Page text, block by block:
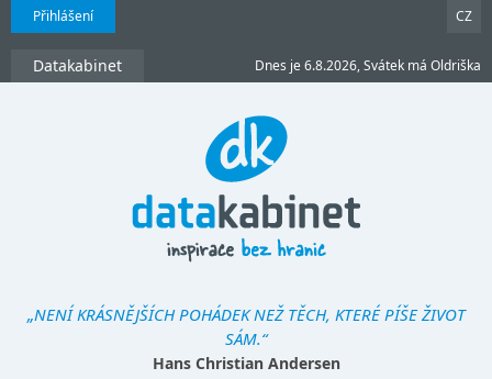
Přihlášení CZ
Datakabinet Dnes je 6.8.2026, Svátek má Oldriška
„NENÍ KRÁSNĚJŠÍCH POHÁDEK NEŽ TĚCH, KTERÉ PÍŠE ŽIVOT
SÁM.“
Hans Christian Andersen